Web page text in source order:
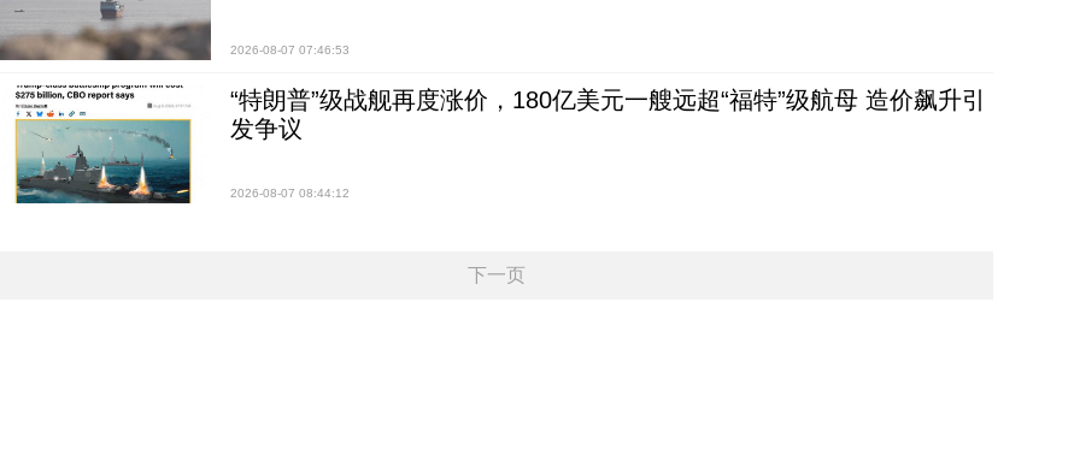
2026-08-07 07:46:53
“特朗普”级战舰再度涨价，180亿美元一艘远超“福特”级航母 造价飙升引
发争议
2026-08-07 08:44:12
下一页